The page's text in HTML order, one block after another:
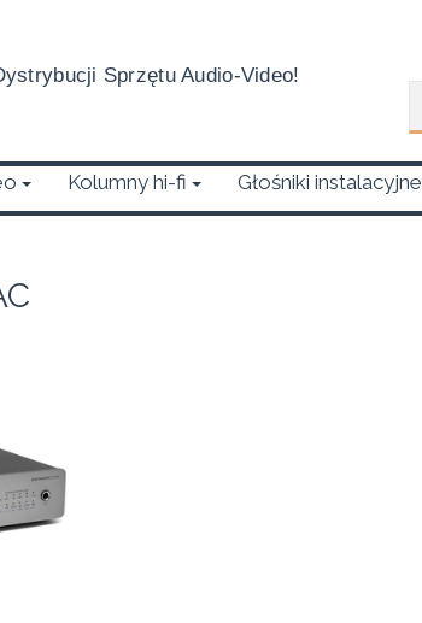
Sprzętu Audio-Video!
Kolumny hi-fi Głośniki instalacyjne